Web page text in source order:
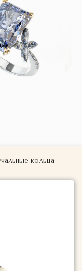
кольца